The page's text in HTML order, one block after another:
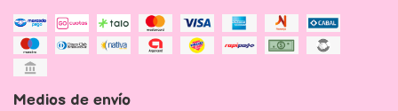
Medios de envío